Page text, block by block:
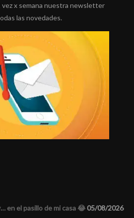
vez x semana nuestra newsletter
las novedades.
en el pasillo de mi casa 😂05/08/2026